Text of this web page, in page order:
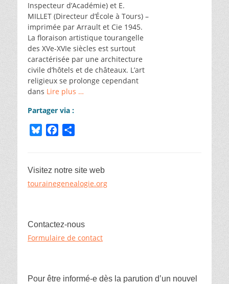
Inspecteur d’Académie) et E.
MILLET (Directeur d’École à Tours) –
imprimée par Arrault et Cie 1945.
La floraison artistique tourangelle
des XVe-XVIe siècles est surtout
caractérisée par une architecture
civile d’hôtels et de châteaux. L’art
religieux se prolonge cependant
dans Lire plus …
Partager via :
e
e
o
t
a
Visitez notre site web
tourainegenealogie.org
Contactez-nous
Formulaire de contact
Pour être informé-e dès la parution d’un nouvel